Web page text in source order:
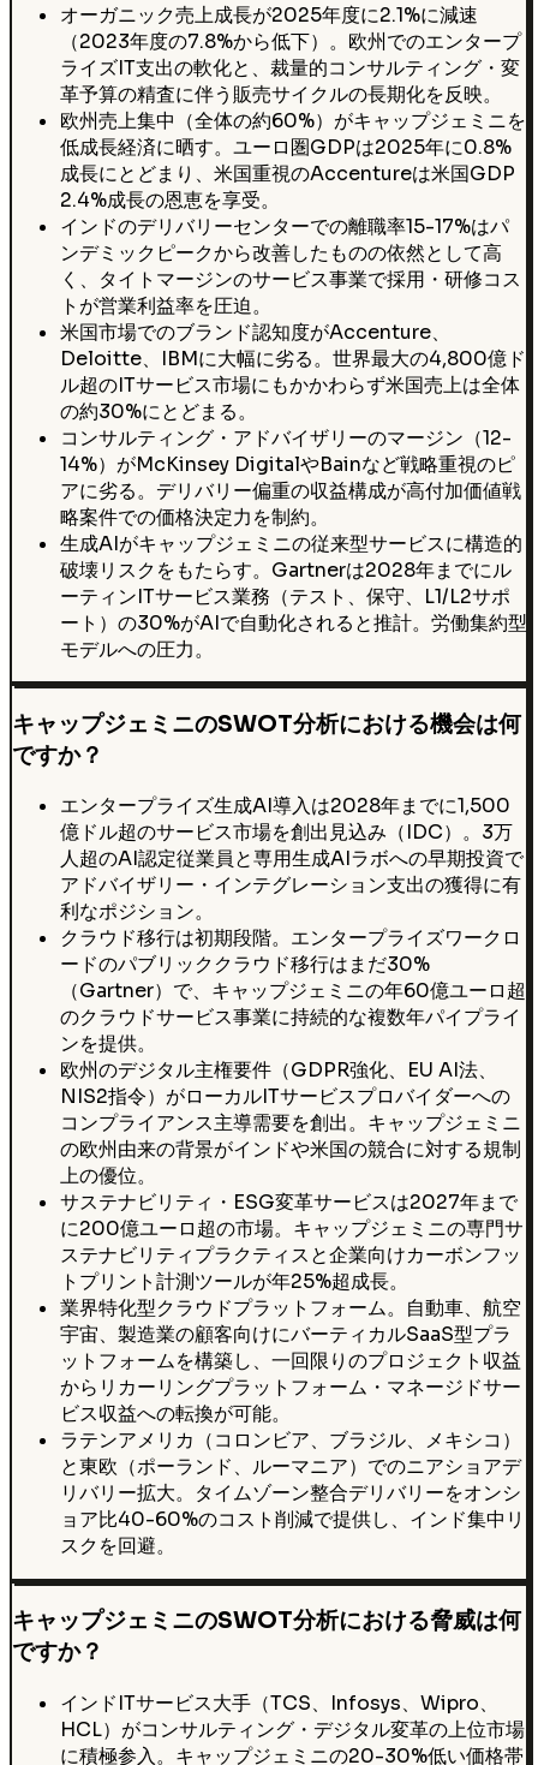
オーガニック売上成長が2025年度に2.1%に減速
（2023年度の7.8%から低下）。欧州でのエンタープ
ライズIT支出の軟化と、裁量的コンサルティング・変
革予算の精査に伴う販売サイクルの長期化を反映。
欧州売上集中（全体の約60%）がキャップジェミニを
低成長経済に晒す。ユーロ圏GDPは2025年に0.8%
成長にとどまり、米国重視のAccentureは米国GDP
2.4%成長の恩恵を享受。
インドのデリバリーセンターでの離職率15-17%はパ
ンデミックピークから改善したものの依然として高
く、タイトマージンのサービス事業で採用・研修コス
トが営業利益率を圧迫。
米国市場でのブランド認知度がAccenture、
Deloitte、IBMに大幅に劣る。世界最大の4,800億ド
ル超のITサービス市場にもかかわらず米国売上は全体
の約30%にとどまる。
コンサルティング・アドバイザリーのマージン（12-
14%）がMcKinsey DigitalやBainなど戦略重視のピ
アに劣る。デリバリー偏重の収益構成が高付加価値戦
略案件での価格決定力を制約。
生成AIがキャップジェミニの従来型サービスに構造的
破壊リスクをもたらす。Gartnerは2028年までにル
ーティンITサービス業務（テスト、保守、L1/L2サポ
ート）の30%がAIで自動化されると推計。労働集約型
モデルへの圧力。
キャップジェミニのSWOT分析における機会は何
ですか？
エンタープライズ生成AI導入は2028年までに1,500
億ドル超のサービス市場を創出見込み（IDC）。3万
人超のAI認定従業員と専用生成AIラボへの早期投資で
アドバイザリー・インテグレーション支出の獲得に有
利なポジション。
クラウド移行は初期段階。エンタープライズワークロ
ードのパブリッククラウド移行はまだ30%
（Gartner）で、キャップジェミニの年60億ユーロ超
のクラウドサービス事業に持続的な複数年パイプライ
ンを提供。
欧州のデジタル主権要件（GDPR強化、EU AI法、
NIS2指令）がローカルITサービスプロバイダーへの
コンプライアンス主導需要を創出。キャップジェミニ
の欧州由来の背景がインドや米国の競合に対する規制
上の優位。
サステナビリティ・ESG変革サービスは2027年まで
に200億ユーロ超の市場。キャップジェミニの専門サ
ステナビリティプラクティスと企業向けカーボンフッ
トプリント計測ツールが年25%超成長。
業界特化型クラウドプラットフォーム。自動車、航空
宇宙、製造業の顧客向けにバーティカルSaaS型プラ
ットフォームを構築し、一回限りのプロジェクト収益
からリカーリングプラットフォーム・マネージドサー
ビス収益への転換が可能。
ラテンアメリカ（コロンビア、ブラジル、メキシコ）
と東欧（ポーランド、ルーマニア）でのニアショアデ
リバリー拡大。タイムゾーン整合デリバリーをオンシ
ョア比40-60%のコスト削減で提供し、インド集中リ
スクを回避。
キャップジェミニのSWOT分析における脅威は何
ですか？
インドITサービス大手（TCS、Infosys、Wipro、
HCL）がコンサルティング・デジタル変革の上位市場
に積極参入。キャップジェミニの20-30%低い価格帯